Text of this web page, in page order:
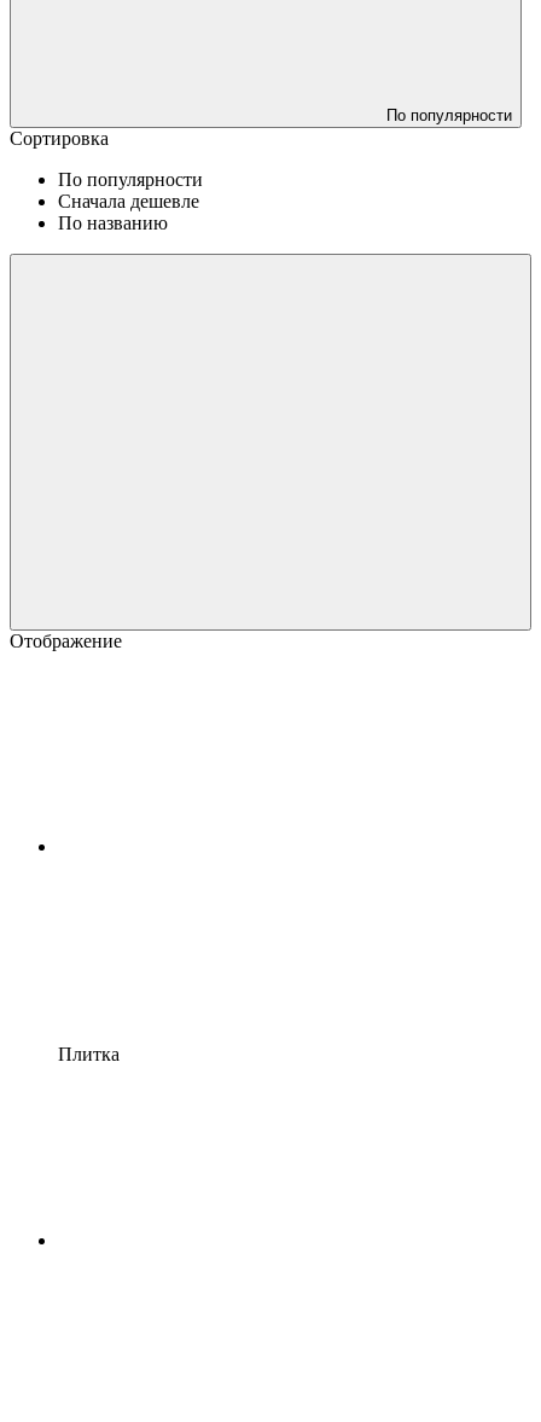
По популярности
Сортировка
По популярности
Сначала дешевле
По названию
Отображение
Плитка